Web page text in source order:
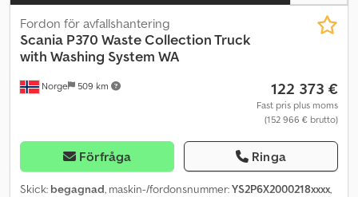
Norge 509 km
Fordon för avfallshantering
Scania P370 Waste Collection Truck
with Washing System WA
122 373 €
Fast pris plus moms
(152 966 € brutto)
Förfråga Ringa
Skick: begagnad, maskin-/fordonsnummer:YS2P6X2000218xxxx,